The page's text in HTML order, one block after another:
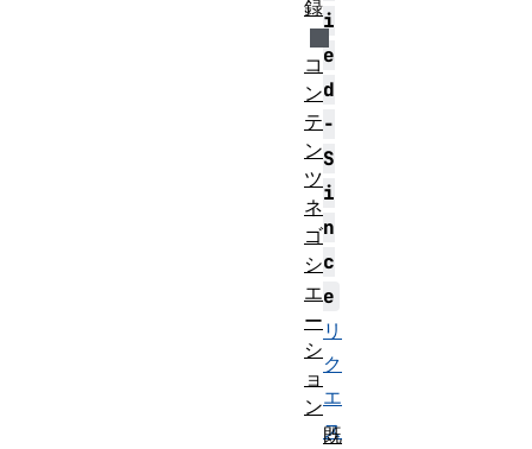
i
e
d
-
S
i
n
c
e
リ
ク
エ
ス
録
コ
ン
テ
ン
ツ
ネ
ゴ
シ
エ
ー
シ
ョ
ン
既